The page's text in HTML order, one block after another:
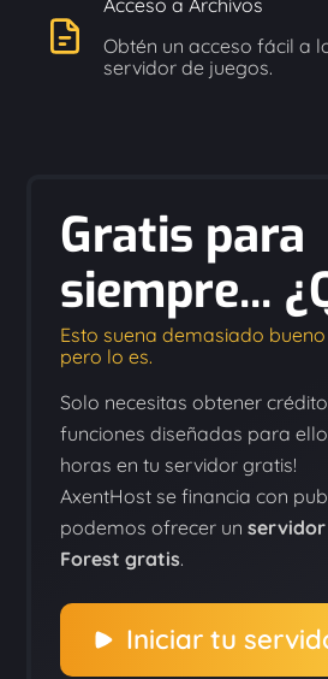
Acceso a Archivos
Obtén un acceso fácil a
servidor de juegos.
Gratis para
siempre...
Esto suena demasiado
pero lo es.
Solo necesitas obtener
funciones diseñadas para
horas en tu servidor gratis!
AxentHost se financia con
podemos ofrecer un
Forest gratis.
Iniciar tu